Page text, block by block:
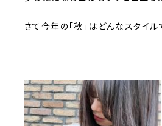
さて今年の「秋」はどんなスタイル